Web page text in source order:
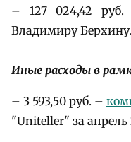
– 127 024,42
Владимиру Берхину.
Иные расходы в
– 3 593,50 руб. –
"Uniteller" за апрель